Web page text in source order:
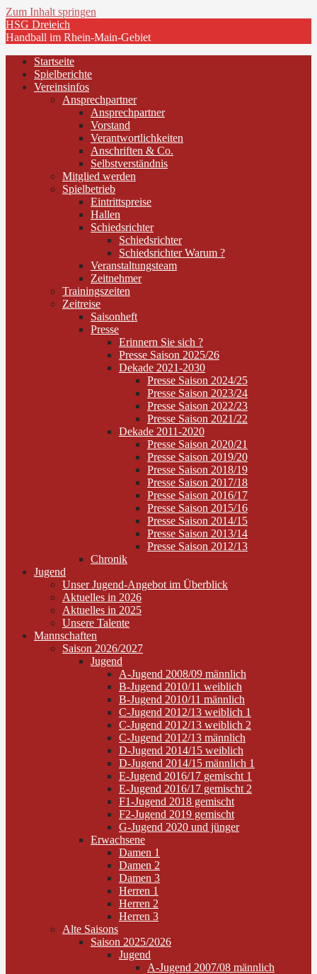
Zum Inhalt springen
HSG Dreieich
Handball im Rhein-Main-Gebiet
Startseite
Spielberichte
Vereinsinfos
Ansprechpartner
Ansprechpartner
Vorstand
Verantwortlichkeiten
Anschriften & Co.
Selbstverständnis
Mitglied werden
Spielbetrieb
Eintrittspreise
Hallen
Schiedsrichter
Schiedsrichter
Schiedsrichter Warum ?
Veranstaltungsteam
Zeitnehmer
Trainingszeiten
Zeitreise
Saisonheft
Presse
Erinnern Sie sich ?
Presse Saison 2025/26
Dekade 2021-2030
Presse Saison 2024/25
Presse Saison 2023/24
Presse Saison 2022/23
Presse Saison 2021/22
Dekade 2011-2020
Presse Saison 2020/21
Presse Saison 2019/20
Presse Saison 2018/19
Presse Saison 2017/18
Presse Saison 2016/17
Presse Saison 2015/16
Presse Saison 2014/15
Presse Saison 2013/14
Presse Saison 2012/13
Chronik
Jugend
Unser Jugend-Angebot im Überblick
Aktuelles in 2026
Aktuelles in 2025
Unsere Talente
Mannschaften
Saison 2026/2027
Jugend
A-Jugend 2008/09 männlich
B-Jugend 2010/11 weiblich
B-Jugend 2010/11 männlich
C-Jugend 2012/13 weiblich 1
C-Jugend 2012/13 weiblich 2
C-Jugend 2012/13 männlich
D-Jugend 2014/15 weiblich
D-Jugend 2014/15 männlich 1
E-Jugend 2016/17 gemischt 1
E-Jugend 2016/17 gemischt 2
F1-Jugend 2018 gemischt
F2-Jugend 2019 gemischt
G-Jugend 2020 und jünger
Erwachsene
Damen 1
Damen 2
Damen 3
Herren 1
Herren 2
Herren 3
Alte Saisons
Saison 2025/2026
Jugend
A-Jugend 2007/08 männlich